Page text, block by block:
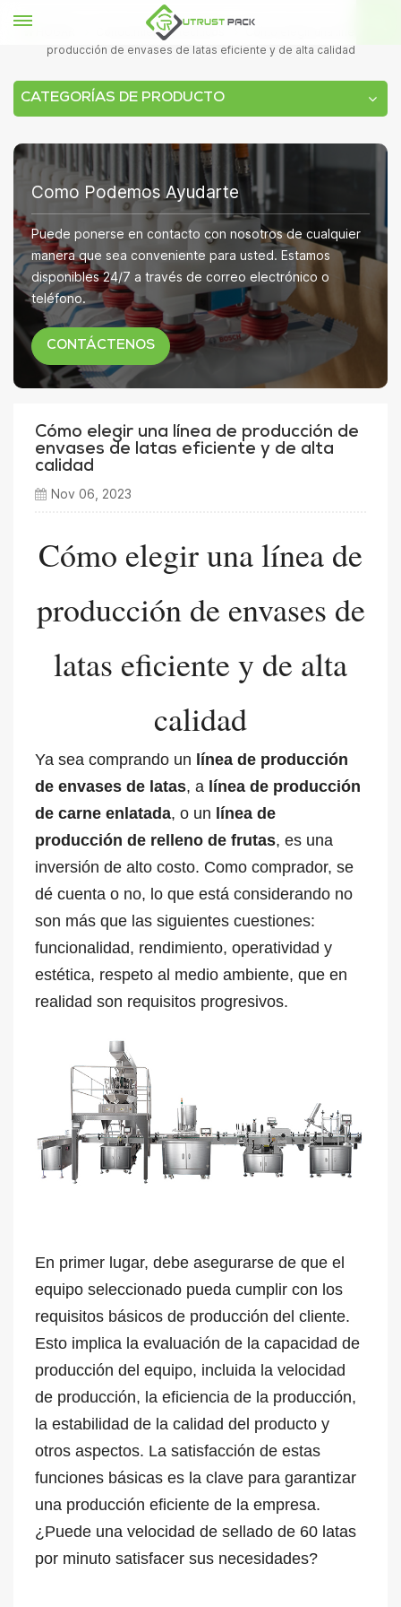
Conocimientos técnicos
producción de envases de latas eficiente y de alta calidad
CATEGORÍAS DE PRODUCTO
Como Podemos Ayudarte
Puede ponerse en contacto con nosotros de cualquier
manera que sea conveniente para usted. Estamos
disponibles 24/7 a través de correo electrónico o
teléfono.
CONTÁCTENOS
Cómo elegir una línea de producción de
envases de latas eficiente y de alta
calidad
Nov 06, 2023
Cómo elegir una línea de
producción de envases de
latas eficiente y de alta
calidad
Ya sea comprando un línea de producción
de envases de latas, a línea de producción
de carne enlatada, o un línea de
producción de relleno de frutas, es una
inversión de alto costo. Como comprador, se
dé cuenta o no, lo que está considerando no
son más que las siguientes cuestiones:
funcionalidad, rendimiento, operatividad y
estética, respeto al medio ambiente, que en
realidad son requisitos progresivos.
En primer lugar, debe asegurarse de que el
equipo seleccionado pueda cumplir con los
requisitos básicos de producción del cliente.
Esto implica la evaluación de la capacidad de
producción del equipo, incluida la velocidad
de producción, la eficiencia de la producción,
la estabilidad de la calidad del producto y
otros aspectos. La satisfacción de estas
funciones básicas es la clave para garantizar
una producción eficiente de la empresa.
¿Puede una velocidad de sellado de 60 latas
por minuto satisfacer sus necesidades?